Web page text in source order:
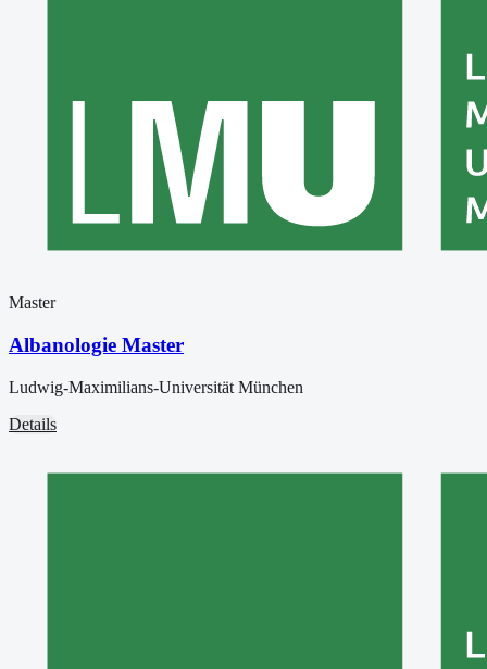
Master
Albanologie Master
Ludwig-Maximilians-Universität München
Details